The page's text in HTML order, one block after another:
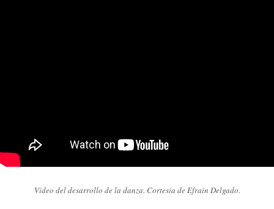
Vídeo del desarrollo de la danza. Cortesía de Efrain Delgado.